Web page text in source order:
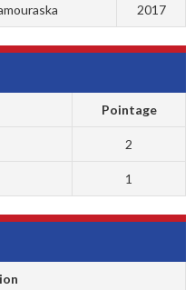
2017
Pointage
2
1